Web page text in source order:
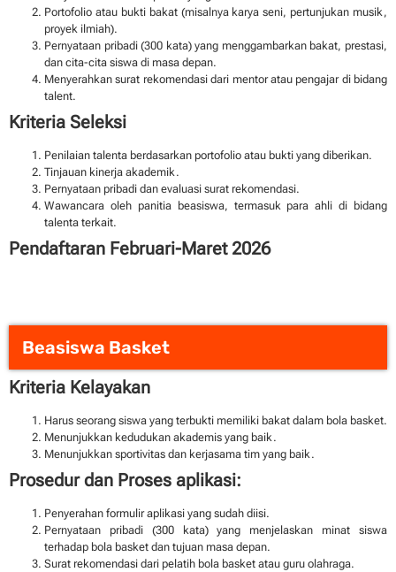
Portofolio atau bukti bakat (misalnya karya seni, pertunjukan musik,
proyek ilmiah).
Pernyataan pribadi (300 kata) yang menggambarkan bakat, prestasi,
dan cita-cita siswa di masa depan.
Menyerahkan surat rekomendasi dari mentor atau pengajar di bidang
talent.
Kriteria Seleksi
Penilaian talenta berdasarkan portofolio atau bukti yang diberikan.
Tinjauan kinerja akademik.
Pernyataan pribadi dan evaluasi surat rekomendasi.
Wawancara oleh panitia beasiswa, termasuk para ahli di bidang
talenta terkait.
Pendaftaran Februari-Maret 2026
Beasiswa Basket
Kriteria Kelayakan
Harus seorang siswa yang terbukti memiliki bakat dalam bola basket.
Menunjukkan kedudukan akademis yang baik.
Menunjukkan sportivitas dan kerjasama tim yang baik.
Prosedur dan Proses aplikasi:
Penyerahan formulir aplikasi yang sudah diisi.
Pernyataan pribadi (300 kata) yang menjelaskan minat siswa
terhadap bola basket dan tujuan masa depan.
Surat rekomendasi dari pelatih bola basket atau guru olahraga.